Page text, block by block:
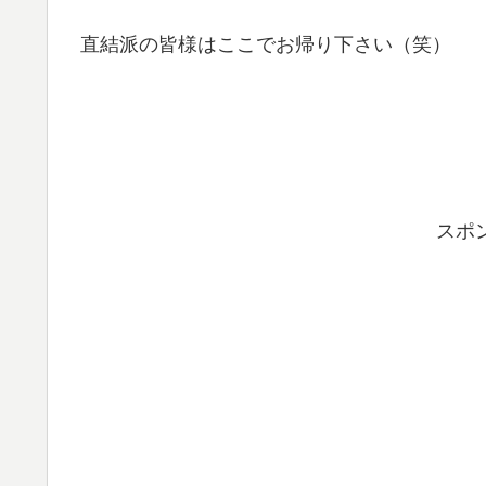
直結派の皆様はここでお帰り下さい（笑）
スポ